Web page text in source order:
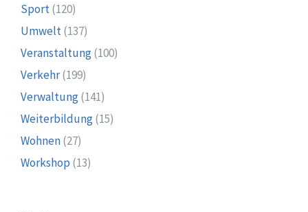
Sport(120)
Umwelt(137)
Veranstaltung(100)
Verkehr(199)
Verwaltung(141)
Weiterbildung(15)
Wohnen(27)
Workshop (13)